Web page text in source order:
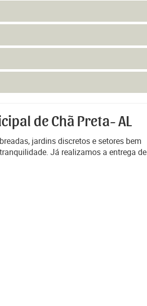
de Chã Preta- AL
jardins discretos e setores bem
Já realizamos a entrega de